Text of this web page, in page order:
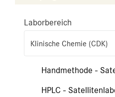
Laborbereich
Klinische Chemie (CDK)
Handmethode -
HPLC -